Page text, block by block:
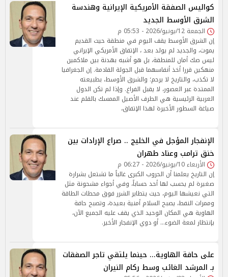
كواليس الصفقة الأمريكية الإيرانية وهندسة
الشرق الأوسط الجديد
الجمعة 12/يونيو/2026 - 05:53 م
إن الشرق الأوسط يقف اليوم في منطقة حيث القديم
يموت، والجديد لم يولد بعد ، الإتفاق الأمريكي الإيراني
ليس صك أمان للمنطقة، بل هو أشبه بهدنة بين ملاكمين
منهكين قررا أخذ أنفاسهما قبل الجولة القادمة. إن الجغرافيا
لا تكذب، والتاريخ لا يرحم؛ والشرق الأوسط، بطبيعته
الممتدة عبر العصور، لا يقبل الفراغ. وإذا لم تكن الدول
العربية الرئيسية هي الطرف الأصيل الممسك بالقلم عند
صياغة السطور الأخيرة لهذا الإتفاق،
الإنفجار المؤجل في الخليج .. صراع الإرادات بين
خنق ترامب وعناد طهران
الأربعاء 10/يونيو/2026 - 06:27 م
إن التاريخ يعلمنا أن الحروب الكبرى غالباً ما تشتعل بشرارة
صغيرة لم يحسب لها أحد حساباً، وفي أجواء مشحونة مثل
التي نعيشها اليوم، حيث يتطاير الشرر فوق محطات الطاقة
وممرات النفط، يصبح السلام أمنية بعيدة، وتصبح حافة
الهاوية هي المكان الوحيد الذي يقف عليه الجميع الآن،
بإنتظار لمعة الضوء... أو دوي الإنفجار الأخير.
على حافة الهاوية... حينما يلتقي تاجر الصفقات
بـ المرشد الغائب وسط ركام النيران